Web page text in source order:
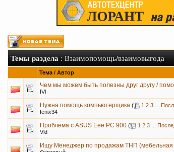
Темы раздела: Взаимопомощь/взаимовыгода
Тема / Автор
Чем мы можем быть полезны друг другу /
IVl
Нужна помощь компьютерщика ( 1 2 3
fenix34
Проблема с ASUS Eee PC 900 ( 1 2 3
Vld
Ищу Менеджер по продажам ТНП (мебельная